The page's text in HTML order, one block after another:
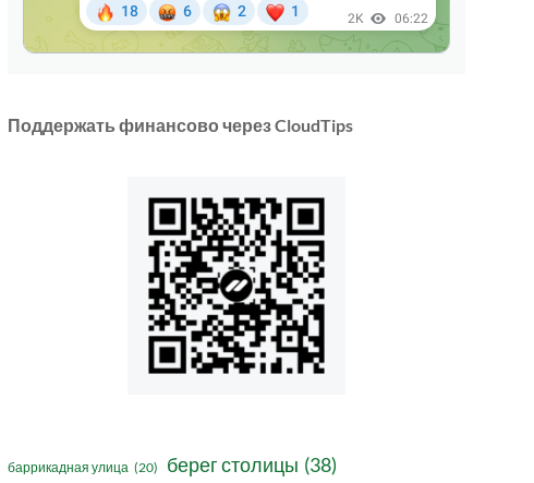
Поддержать финансово через CloudTips
баррикадная улица (20) берег столицы (38)